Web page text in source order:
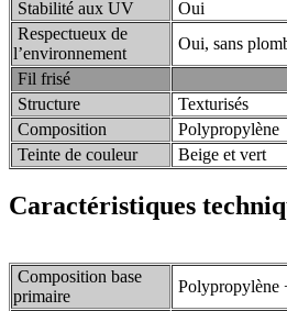
Stabilité aux UV
Oui
Respectueux de
l’environnement
Oui, sans
Fil frisé
Structure
Texturisés
Composition
Polypropylène
Teinte de couleur
Beige et vert
Caractéristiques
Composition base
primaire
Polypropylène